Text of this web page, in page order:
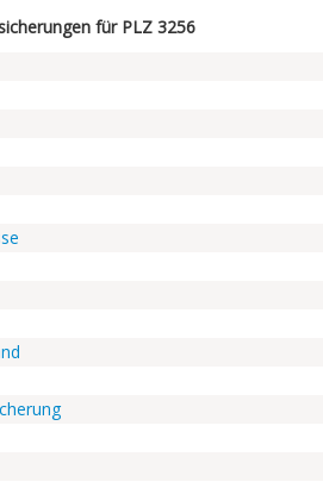
für PLZ 3256